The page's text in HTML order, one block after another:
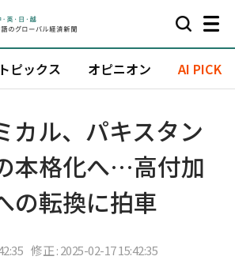
トピックス オピニオン AI PICK
カル、パキスタン
本格化へ…高付加
の転換に拍車
修正 : 2025-02-17 15:42:35